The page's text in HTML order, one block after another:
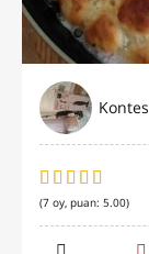
(7 oy, puan: 5.00)